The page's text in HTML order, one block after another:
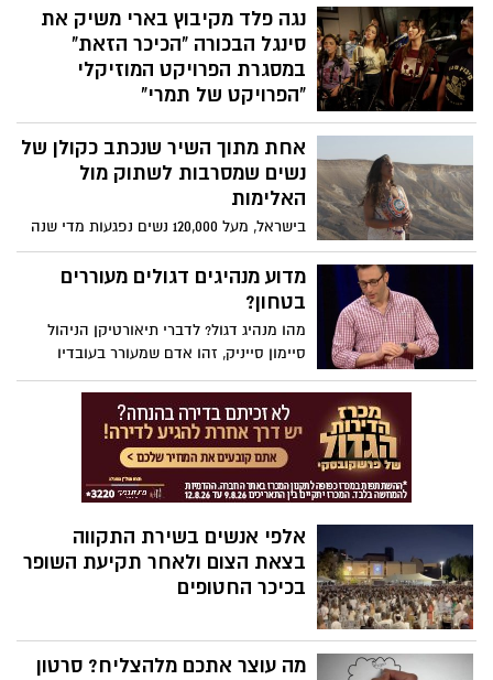
בשביל המשפחה והחברים שלכם. תמשיכו
לעשות את ההחלטות הנכונות, גם כשזה הדבר
הכי קשה בעולם. אתם יכולים לעשות את זה.
ואל תקשיבו לאף אחד שאומר לכם אחרת.
ותמשיכו להגיד לעצמכם בכל יום: "אני אנצח".
צפו בסרטון ההשראה :
נגה פלד מקיבוץ בארי משיק את
סינגל הבכורה "הכיכר הזאת"
במסגרת הפרויקט המוזיקלי
"הפרויקט של תמרי"
סינגל מקורי ראשון יוצא לאור במסגרת
הפרויקט המוזיקלי "הפרויקט של תמרי" –
יוזמה שמאחדת מוזיקאים מהעוטף וממשיכה
את מורשתה של תמר קדם סימן טוב ז"ל,
שחזר הביתה לאחר 498 ימים בשבי החמאס.
אחת מתוך השיר שנכתב כקולן של
נשים שמסרבות לשתוק מול
האלימות
בישראל, מעל 120,000 נשים נפגעות מדי שנה
מאלימות פיזית או נפשית. מאחורי כל מספר
יצויין בישראל ובעולם יום המאבק השנתי
מדוע מנהיגים דגולים מעוררים
בטחון?
מהו מנהיג דגול? לדברי תיאורטיקן הניהול
סיימון סייניק, זהו אדם שמעורר בעובדיו
תחושת בטחון בטוחים, אדם שמושך את אנשיו
אל תוך מעגל האמון. אבל יצירת אמון
ותחושת-בטחון - במיוחד בכלכלה לא הוגנת -
משמעה אחריות גדולה.
אלפי אנשים בשירת התקווה
בצאת הצום ולאחר תקיעת השופר
בכיכר החטופים
מה עוצר אתכם מלהצליח? סרטון